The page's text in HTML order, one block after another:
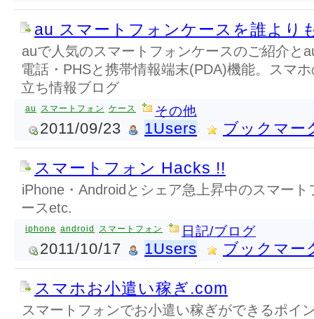
au スマートフォンケースを誰より
auで人気のスマートフォンケースのご紹介と
電話・PHSと携帯情報端末(PDA)機能。スマ
立ち情報ブログ
au スマートフォン ケース その他
2011/09/23 1Users ブックマー
スマートフォン Hacks !!
iPhone・Androidとシェア急上昇中のスマー
ースetc.
iphone android スマートフォン 日記/ブログ
2011/10/17 1Users ブックマー
スマホお小遣い稼ぎ.com
スマートフォンでお小遣い稼ぎができるポイ